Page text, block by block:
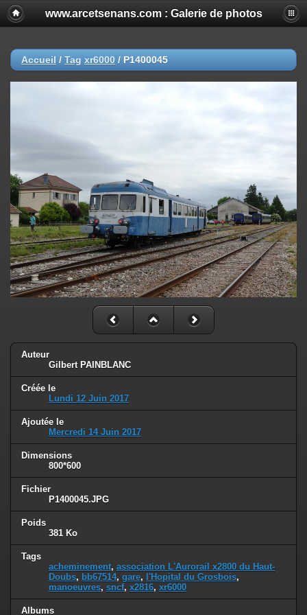
www.arcetsenans.com : Galerie de photos
Accueil / Tag xr6000 / P1400045
Auteur
Gilbert PAINBLANC
Créée le
Lundi 12 Juin 2017
Ajoutée le
Mercredi 14 Juin 2017
Dimensions
800*600
Fichier
P1400045.JPG
Poids
381 Ko
Tags
acheminement, association L'Aurorail x2800 du Haut-
Doubs, bb67514, gare, l'Hopital du Grosbois,
manoeuvres, sncf, x2816, xr6000
Albums